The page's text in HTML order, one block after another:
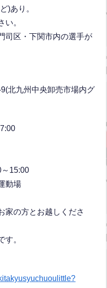
)あり。
い。
司区・下関市内の選手が
北九州中央卸売市場内グ
15:00
動場
家の方とお越しくださ
す。